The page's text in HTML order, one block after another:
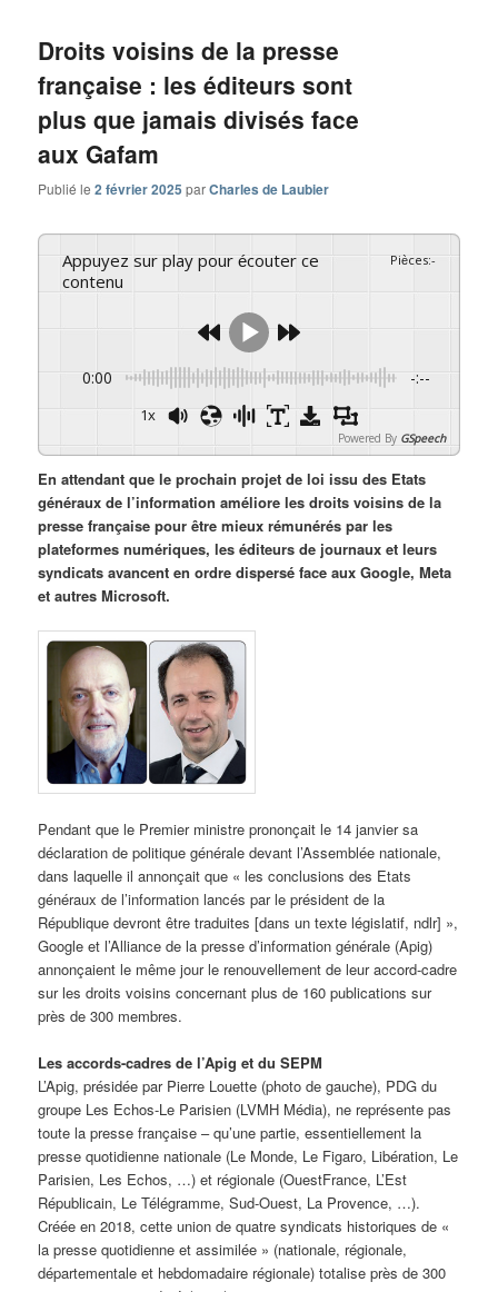
Droits voisins de la presse
française : les éditeurs sont
plus que jamais divisés face
aux Gafam
Publié le2 février 2025 parCharles de Laubier
Appuyez sur play pour écouter ce
contenu
Pièces:-
0:00 -:--
1x
Powered By GSpeech
En attendant que le prochain projet de loi issu des Etats
généraux de l’information améliore les droits voisins de la
presse française pour être mieux rémunérés par les
plateformes numériques, les éditeurs de journaux et leurs
syndicats avancent en ordre dispersé face aux Google, Meta
et autres Microsoft.
Pendant que le Premier ministre prononçait le 14 janvier sa
déclaration de politique générale devant l’Assemblée nationale,
dans laquelle il annonçait que « les conclusions des Etats
généraux de l’information lancés par le président de la
République devront être traduites [dans un texte législatif, ndlr] »,
Google et l’Alliance de la presse d’information générale (Apig)
annonçaient le même jour le renouvellement de leur accord-cadre
sur les droits voisins concernant plus de 160 publications sur
près de 300 membres.
Les accords-cadres de l’Apig et du SEPM
L’Apig, présidée par Pierre Louette (photo de gauche), PDG du
groupe Les Echos-Le Parisien (LVMH Média), ne représente pas
toute la presse française – qu’une partie, essentiellement la
presse quotidienne nationale (Le Monde, Le Figaro, Libération, Le
Parisien, Les Echos, …) et régionale (OuestFrance, L’Est
Républicain, Le Télégramme, Sud-Ouest, La Provence, …).
Créée en 2018, cette union de quatre syndicats historiques de «
la presse quotidienne et assimilée » (nationale, régionale,
départementale et hebdomadaire régionale) totalise près de 300